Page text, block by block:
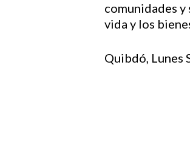
comunidades
vida y los
Quibdó, Lunes